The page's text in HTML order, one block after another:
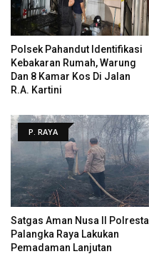
Polsek Pahandut Identifikasi
Kebakaran Rumah, Warung
Dan 8 Kamar Kos Di Jalan
R.A. Kartini
P. RAYA
Satgas Aman Nusa II Polresta
Palangka Raya Lakukan
Pemadaman Lanjutan